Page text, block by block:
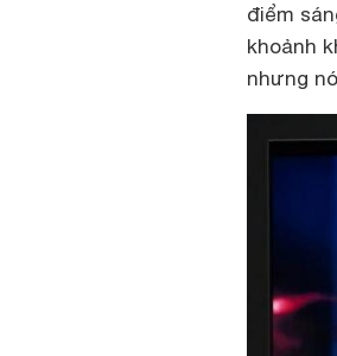
điểm
khoảnh
nhưng